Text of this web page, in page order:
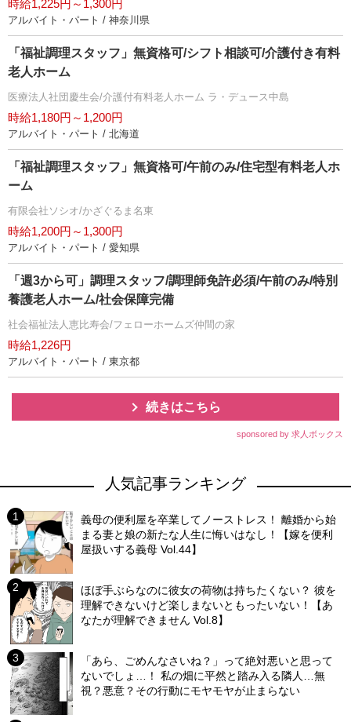
時給1,225円～1,300円
アルバイト・パート / 神奈川県
「福祉調理スタッフ」無資格可/シフト相談可/介護付き有料
老人ホーム
医療法人社団慶生会/介護付有料老人ホーム ラ・デュース中島
時給1,180円～1,200円
アルバイト・パート / 北海道
「福祉調理スタッフ」無資格可/午前のみ/住宅型有料老人ホ
ーム
有限会社ソシオ/かざぐるま名東
時給1,200円～1,300円
アルバイト・パート / 愛知県
「週3から可」調理スタッフ/調理師免許必須/午前のみ/特別
養護老人ホーム/社会保障完備
社会福祉法人恵比寿会/フェローホームズ仲間の家
時給1,226円
アルバイト・パート / 東京都
続きはこちら
sponsored by 求人ボックス
人気記事ランキング
義母の便利屋を卒業してノーストレス！ 離婚から始
まる妻と娘の新たな人生に悔いはなし！【嫁を便利
屋扱いする義母 Vol.44】
ほぼ手ぶらなのに彼女の荷物は持ちたくない？ 彼を
理解できないけど楽しまないともったいない！【あ
なたが理解できません Vol.8】
「あら、ごめんなさいね？」って絶対悪いと思って
ないでしょ…！ 私の畑に平然と踏み入る隣人…無
視？悪意？その行動にモヤモヤが止まらない